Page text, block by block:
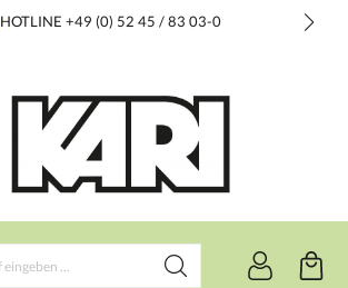
HOTLINE +49 (0) 52 45 / 83 03-0